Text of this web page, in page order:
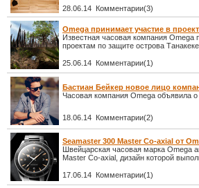
28.06.14 Комментарии(3)
Omega принимает участие в
Известная часовая компания Omega
проектам по защите острова
25.06.14 Комментарии(1)
Бастиан Бейкер новое лицо
Часовая компания Omega объявила
18.06.14 Комментарии(2)
Seamaster 300 Master Co-axial от
Швейцарская часовая марка Omega
Master Co-axial, дизайн которой
17.06.14 Комментарии(1)